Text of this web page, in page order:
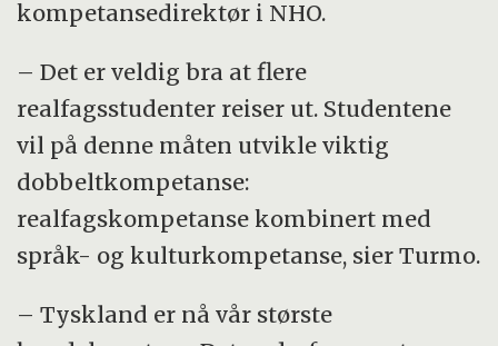
kompetansedirektør i NHO.
– Det er veldig bra at flere
realfagsstudenter reiser ut. Studentene
vil på denne måten utvikle viktig
dobbeltkompetanse:
realfagskompetanse kombinert med
språk- og kulturkompetanse, sier Turmo.
– Tyskland er nå vår største